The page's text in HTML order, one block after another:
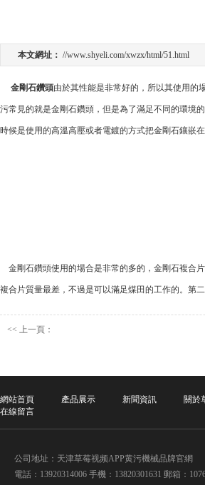
本文網址： //www.shyeli.com/xwzx/html/51.html
金剛石鑽頭由於其性能是非常好的，所以其使用的
污常見的就是金剛石鑽頭，但是為了滿足不同的環境
時候是使用的高溫高壓或者電鍍的方式把金剛石鑲嵌
金剛石鑽頭使用的場合是非常的多的，金剛石複合
複合片質量最差，不過是可以滿足煤田的工作的。第
<< 上一頁：
網站首頁 產品展示 新聞資訊 關於
在線留言
公司地址：天津草莓视频APP黄污機械品牌官網
電話：13920314006 手機：13820301631 郵箱：